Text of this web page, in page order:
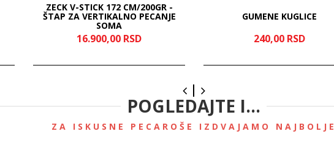
ZECK V-STICK 172 CM/200GR -
ŠTAP ZA VERTIKALNO PECANJE
SOMA
16.900,00 RSD
GUMENE KUGLICE
240,00 RSD
POGLEDAJTE I...
ZA ISKUSNE PECAROŠE IZDVAJAMO NAJBOLJE